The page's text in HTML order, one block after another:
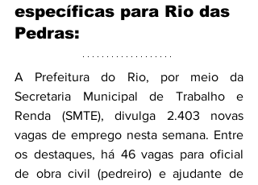
específicas para Rio das
Pedras:
A Prefeitura do Rio, por meio da
Secretaria Municipal de Trabalho e
Renda (SMTE), divulga 2.403 novas
vagas de emprego nesta semana. Entre
os destaques, há 46 vagas para oficial
de obra civil (pedreiro) e ajudante de